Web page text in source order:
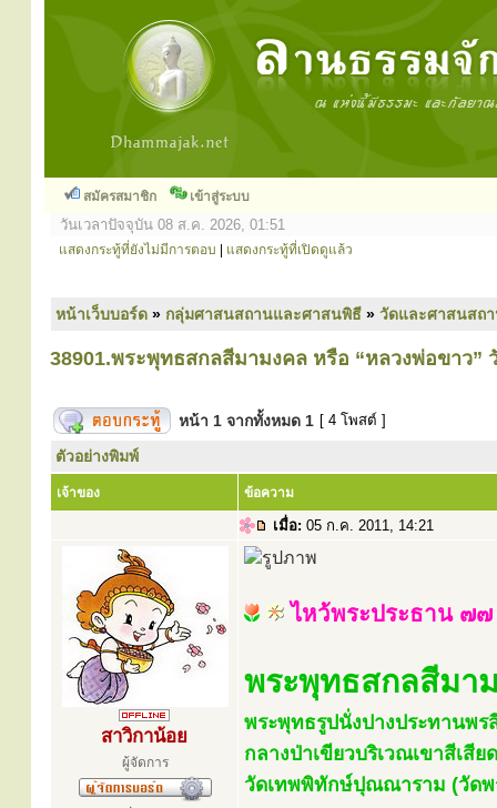
สมัครสมาชิก เข้าสู่ระบบ
วันเวลาปัจจุบัน 08 ส.ค. 2026, 01:51
แสดงกระทู้ที่ยังไม่มีการตอบ แสดงกระทู้ที่เปิดดูแล้ว
หน้าเว็บบอร์ด » กลุ่มศาสนสถานและศาสนพิธี » วัดและศาสนสถ
38901.พระพุทธสกลสีมามงคล หรือ “หลวงพ่อขาว
หน้า 1 จากทั้งหมด 1 [ 4 โพสต์ ]
ตัวอย่างพิมพ์
เจ้าของ ข้อความ
เมื่อ: 05 ก.ค. 2011, 14:21
สาวิกาน้อย
ผู้จัดการ
ไหว้พระประธาน ๗๗
พระพุทธสกลสีมา
พระพุทธรูปนั่งปางประทานพร
กลางป่าเขียวบริเวณเขาสีเสี
วัดเทพพิทักษ์ปุณณาราม (วัดพ